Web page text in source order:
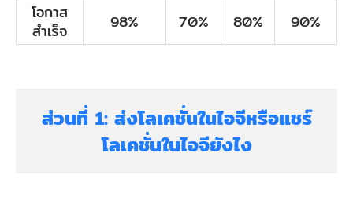
โอกาส
สำเร็จ
98% 70% 80% 90%
ส่วนที่ 1: ส่งโลเคชั่นในไอจีหรือแชร์
โลเคชั่นในไอจียังไง